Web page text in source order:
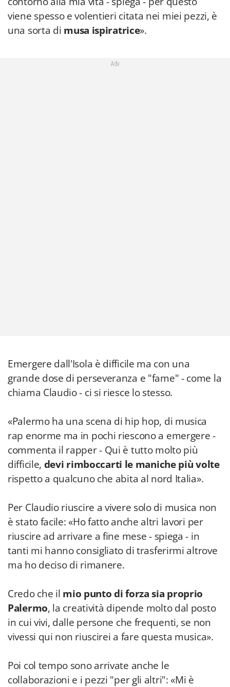
viene spesso e volentieri citata nei miei pezzi, è
una sorta di musa ispiratrice».
Adv
Emergere dall'Isola è difficile ma con una
grande dose di perseveranza e "fame" - come la
chiama Claudio - ci si riesce lo stesso.
«Palermo ha una scena di hip hop, di musica
rap enorme ma in pochi riescono a emergere -
commenta il rapper - Qui è tutto molto più
difficile, devi rimboccarti le maniche più volte
rispetto a qualcuno che abita al nord Italia».
Per Claudio riuscire a vivere solo di musica non
è stato facile: «Ho fatto anche altri lavori per
riuscire ad arrivare a fine mese - spiega - in
tanti mi hanno consigliato di trasferirmi altrove
ma ho deciso di rimanere.
Credo che il mio punto di forza sia proprio
Palermo, la creatività dipende molto dal posto
in cui vivi, dalle persone che frequenti, se non
vivessi qui non riuscirei a fare questa musica».
Poi col tempo sono arrivate anche le
collaborazioni e i pezzi "per gli altri": «Mi è